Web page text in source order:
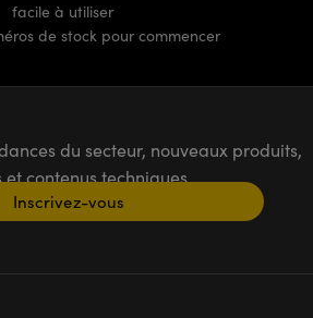
facile à utiliser
de stock pour commencer
du secteur, nouveaux produits,
et contenus techniques
Inscrivez-vous